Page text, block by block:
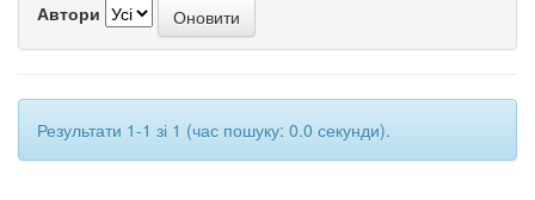
Автори
Результати 1-1 зі 1 (час пошуку: 0.0 секунди).